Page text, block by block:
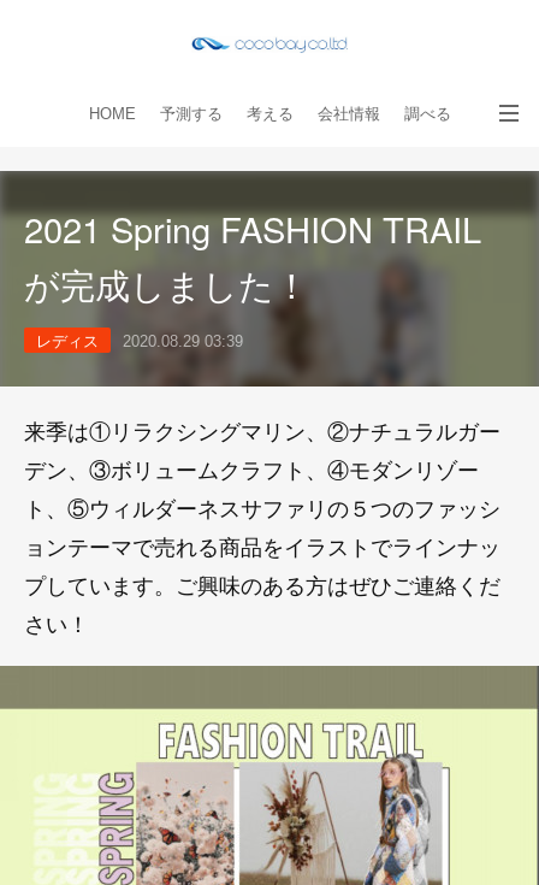
HOME 予測する 考える 会社情報 調べる
教える 読み物 出版物 手伝う お問い合わせ
2021 Spring FASHION TRAIL
が完成しました！
レディス 2020.08.29 03:39
来季は①リラクシングマリン、②ナチュラルガー
デン、③ボリュームクラフト、④モダンリゾー
ト、⑤ウィルダーネスサファリの５つのファッシ
ョンテーマで売れる商品をイラストでラインナッ
プしています。ご興味のある方はぜひご連絡くだ
さい！